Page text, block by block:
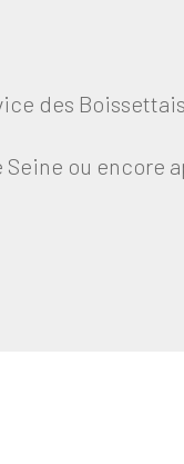
des
ou encore